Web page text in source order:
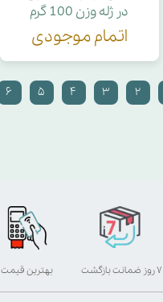
در ژله وزن 100 گرم
اتمام موجودی
۲ ۳ ۴ ۵ ۶
بهترین قیمت ۷ روز ضمانت بازگشت